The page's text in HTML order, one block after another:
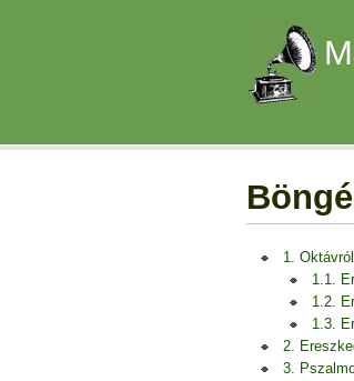
1.
1.1.
1.2.
1.3.
2.
3.